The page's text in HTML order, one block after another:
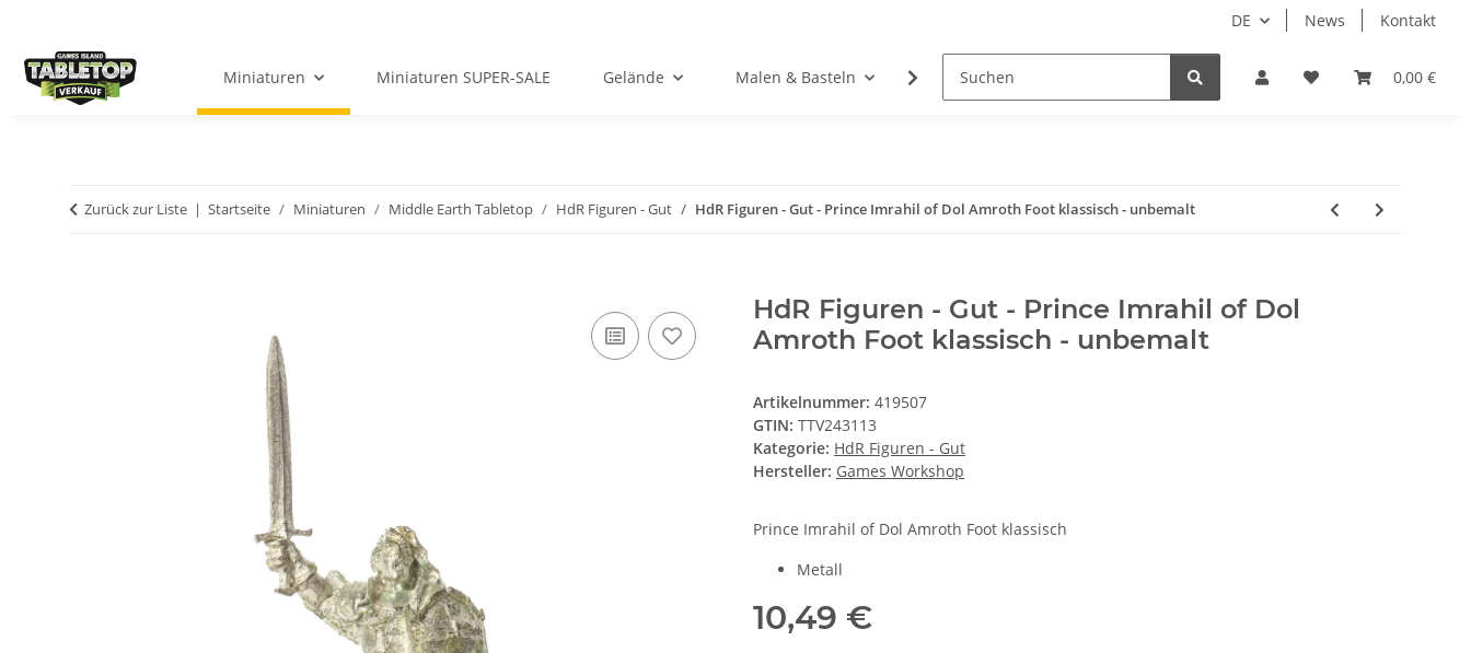
DE News Kontakt
0,00 €
Miniaturen Miniaturen SUPER-SALE Gelände Malen & Basteln Rollenspiele Tabletop Zubehör Hersteller
Zurück zur Liste Startseite Miniaturen Middle Earth Tabletop HdR Figuren - Gut HdR Figuren - Gut - Prince Imrahil of Dol Amroth Foot klassisch - unbemalt
HdR Figuren - Gut - Prince Imrahil of Dol
Amroth Foot klassisch - unbemalt
Artikelnummer: 419507
GTIN: TTV243113
Kategorie: HdR Figuren - Gut
Hersteller: Games Workshop
Prince Imrahil of Dol Amroth Foot klassisch
Metall
10,49 €